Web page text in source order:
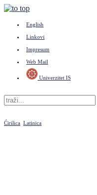
English
Linkovi
Impresum
Web Mail
Univerzitet IS
Ćirilica Latinica